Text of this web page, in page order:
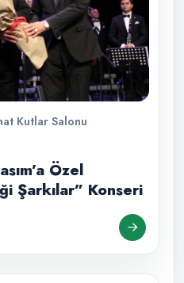
Kutlar Salonu
Özel
Şarkılar” Konseri